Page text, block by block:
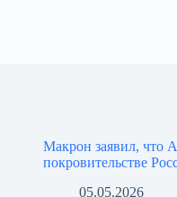
Макрон заявил, что
покровительстве
05.05.2026